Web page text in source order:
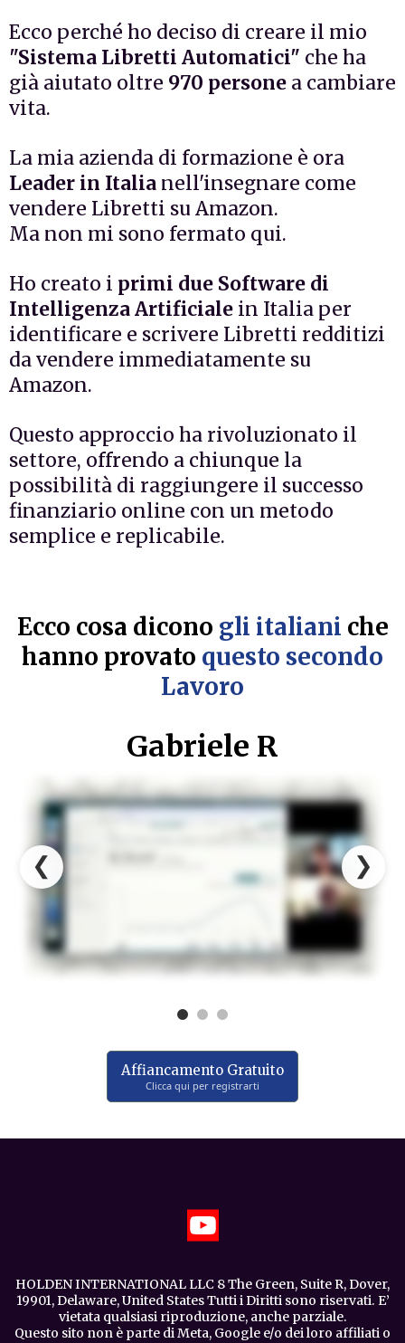
Ecco perché ho deciso di creare il mio
"Sistema Libretti Automatici" che ha
già aiutato oltre 970 persone a cambiare
vita.
La mia azienda di formazione è ora
Leader in Italia nell'insegnare come
vendere Libretti su Amazon.
Ma non mi sono fermato qui.
Ho creato i primi due Software di
Intelligenza Artificiale in Italia per
identificare e scrivere Libretti redditizi
da vendere immediatamente su
Amazon.
Questo approccio ha rivoluzionato il
settore, offrendo a chiunque la
possibilità di raggiungere il successo
finanziario online con un metodo
semplice e replicabile.
Ecco cosa dicono gli italiani che
hanno provato questo secondo
Lavoro
Gabriele R
❮ ❯
Affiancamento Gratuito
Clicca qui per registrarti
HOLDEN INTERNATIONAL LLC 8 The Green, Suite R, Dover,
19901, Delaware, United States Tutti i Diritti sono riservati. E’
vietata qualsiasi riproduzione, anche parziale.
Questo sito non è parte di Meta, Google e/o dei loro affiliati o